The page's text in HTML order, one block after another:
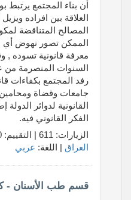
أن بناء المجتمع يرتبط
العلاقة بين افراده
المصالح المتناقضة
الممكن تصور نهوض أي
معرفة قانونية تسوده
السنوات المنصرمة
رفد المجتمع بكفاءات
جامعات وقضاة
القانونية لدوائر
الفكر القانوني فيه.
الزيارات: 611 | التقييم: 0 | المقيّمين: 0 | الدولة:
العراق | اللغة: عربي
قسم طب الأسنان -